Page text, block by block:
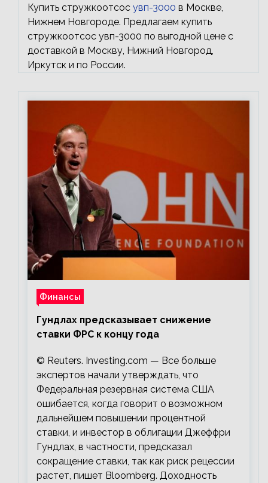
Купить стружкоотсос увп-3000 в Москве,
Нижнем Новгороде. Предлагаем купить
стружкоотсос увп-3000 по выгодной цене с
доставкой в Москву, Нижний Новгород,
Иркутск и по России.
Финансы
Гундлах предсказывает снижение
ставки ФРС к концу года
© Reuters. Investing.com — Все больше
экспертов начали утверждать, что
Федеральная резервная система США
ошибается, когда говорит о возможном
дальнейшем повышении процентной
ставки, и инвестор в облигации Джеффри
Гундлах, в частности, предсказал
сокращение ставки, так как риск рецессии
растет, пишет Bloomberg. Доходность